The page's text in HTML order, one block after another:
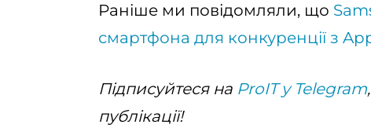
Раніше ми повідомляли, що
смартфона для конкуренції з
Підписуйтеся на ProIT у Telegram
публікації!